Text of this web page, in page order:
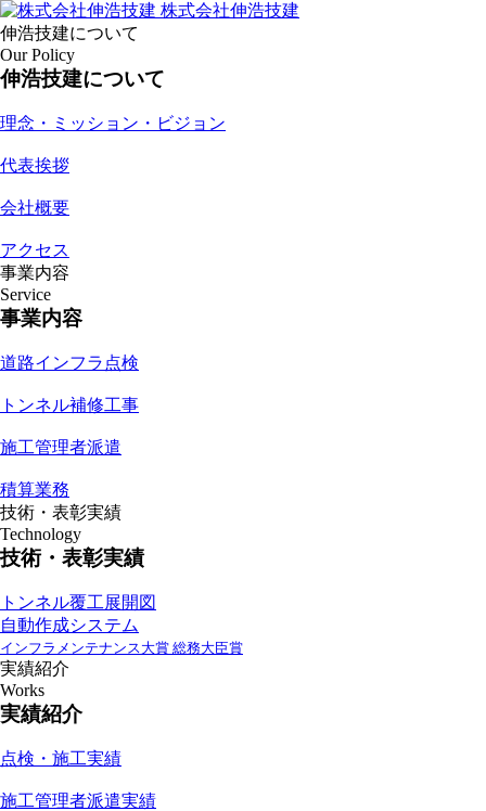
株式会社伸浩技建
伸浩技建について
Our Policy
伸浩技建について
理念・ミッション・ビジョン
代表挨拶
会社概要
アクセス
事業内容
Service
事業内容
道路インフラ点検
トンネル補修工事
施工管理者派遣
積算業務
技術・表彰実績
Technology
技術・表彰実績
トンネル覆工展開図
自動作成システム
インフラメンテナンス大賞 総務大臣賞
実績紹介
Works
実績紹介
点検・施工実績
施工管理者派遣実績